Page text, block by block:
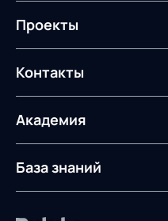
Интегрированное
планирование
Управление
контейнерным
терминалом
Техническое оснащение
Постпроектное
Мероприятия
Портал техподдержки
Проекты
Проекты
Контакты
Контакты
Академия
Предложение для
База знаний